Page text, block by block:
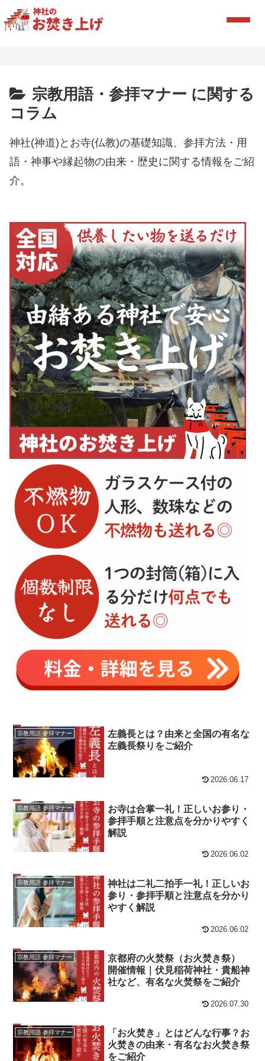
宗教用語・参拝マナー に関する
コラム
神社(神道)とお寺(仏教)の基礎知識、参拝方法・用
語・神事や縁起物の由来・歴史に関する情報をご紹
介。
宗教用語 参拝マナー
左義長とは？由来と全国の有名な
左義長祭りをご紹介
2026.06.17
宗教用語 参拝マナー
お寺は合掌一礼！正しいお参り・
参拝手順と注意点を分かりやすく
解説
2026.06.02
宗教用語 参拝マナー
神社は二礼二拍手一礼！正しいお
参り・参拝手順と注意点を分かり
やすく解説
2026.06.02
宗教用語 参拝マナー
京都府の火焚祭（お火焚き祭）
開催情報｜伏見稲荷神社・貴船神
社など、有名な火焚祭をご紹介
2026.07.30
宗教用語 参拝マナー
「お火焚き」とはどんな行事？お
火焚きの由来・有名なお火焚き祭
をご紹介